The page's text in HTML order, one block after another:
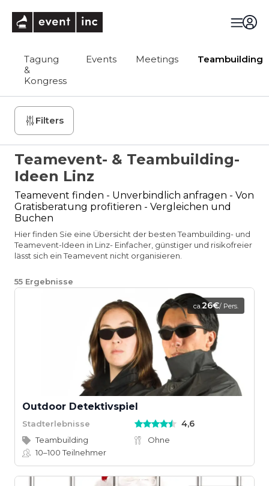
Tagung
&
Kongress
Events Meetings Teambuilding
Filters
Teamevent- & Teambuilding-
Ideen Linz
Teamevent finden - Unverbindlich anfragen - Von
Gratisberatung profitieren - Vergleichen und
Buchen
Hier finden Sie eine Übersicht der besten Teambuilding- und
Teamevent-Ideen in Linz- Einfacher, günstiger und risikofreier
lässt sich ein Teamevent nicht organisieren.
55 Ergebnisse
ca.26€/ Pers.
Outdoor Detektivspiel
Stadterlebnisse 4,6
Teambuilding
Ohne
10–100Teilnehmer